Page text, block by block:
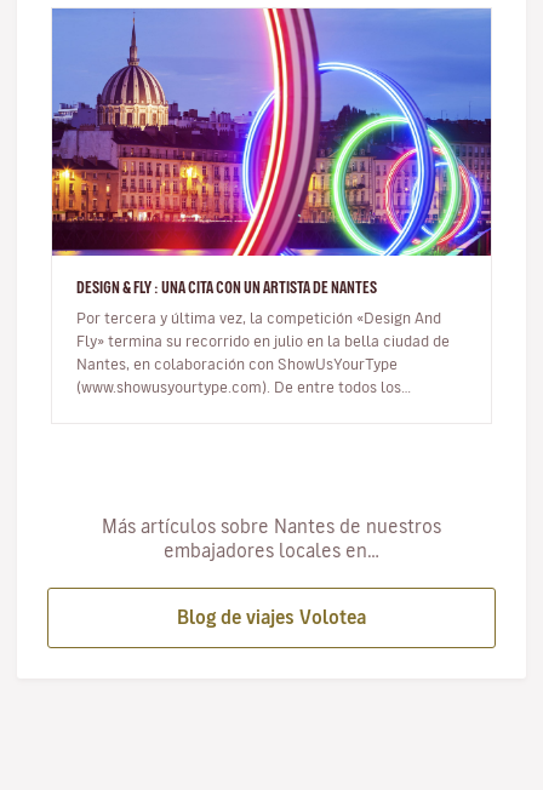
DESIGN & FLY : UNA CITA CON UN ARTISTA DE NANTES
Por tercera y última vez, la competición «Design And
Fly» termina su recorrido en julio en la bella ciudad de
Nantes, en colaboración con ShowUsYourType
(www.showusyourtype.com). De entre todos los
Más artículos sobre Nantes de nuestros
embajadores locales en…
Blog de viajes Volotea